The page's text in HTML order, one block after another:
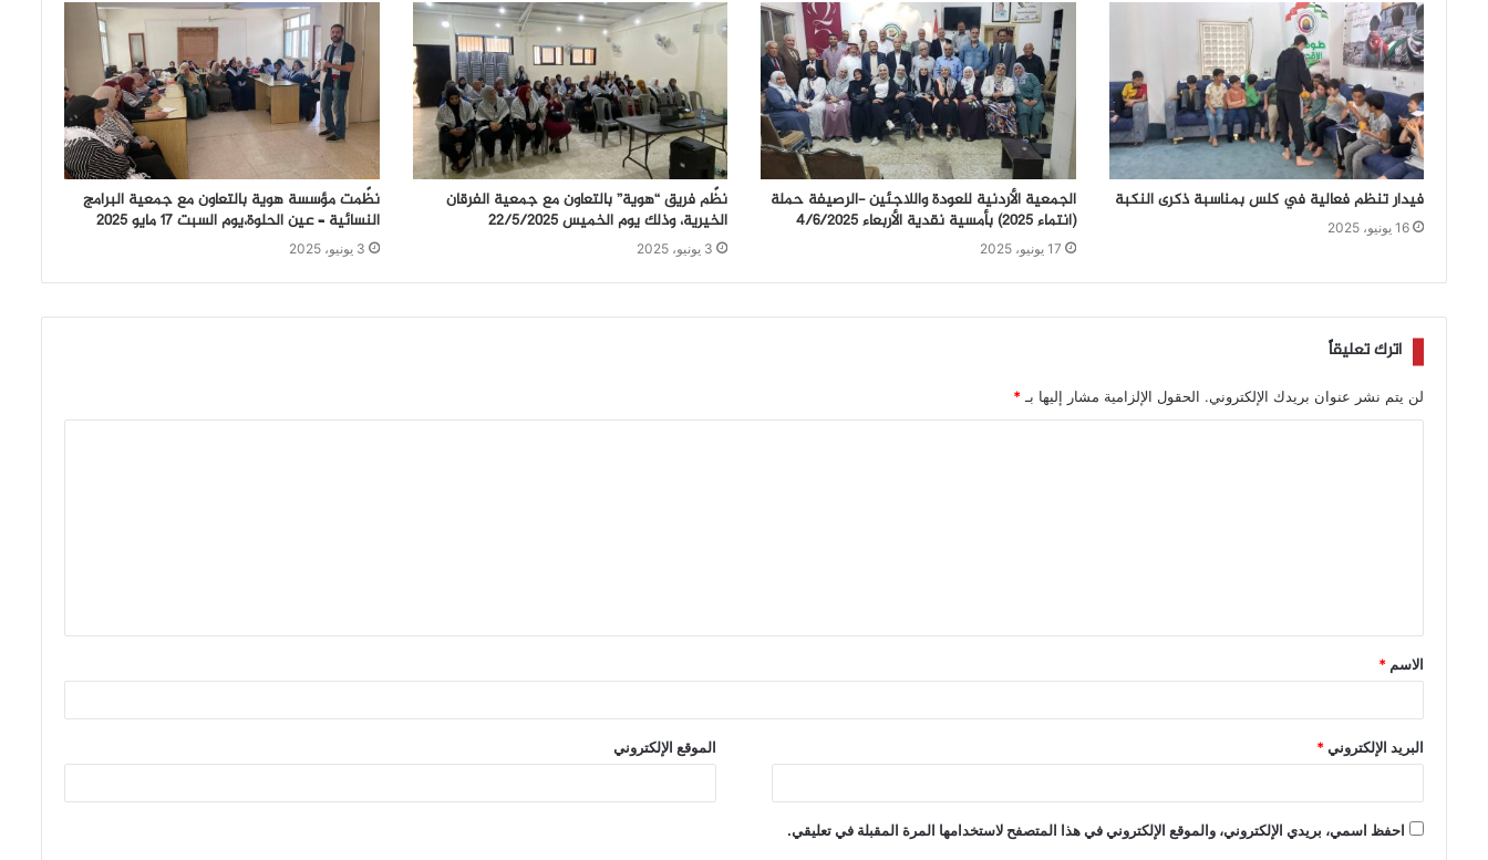
فيدار تنظم فعالية في كلس بمناسبة ذكرى النكبة
16 يونيو، 2025
الجمعية الأردنية للعودة واللاجئين -الرصيفة حملة
(انتماء ٢٠٢٥) بأمسية نقدية الأربعاء ٤/٦/٢٠٢٥
17 يونيو، 2025
نظّم فريق “هوية” بالتعاون مع جمعية الفرقان
الخيرية، وذلك يوم الخميس 22/5/2025
3 يونيو، 2025
نظّمت مؤسسة هوية بالتعاون مع جمعية البرامج
النسائية – عين الحلوة،يوم السبت 17 مايو 2025
3 يونيو، 2025
اترك تعليقاً
لن يتم نشر عنوان بريدك الإلكتروني. الحقول الإلزامية مشار إليها بـ*
الاسم *
البريد الإلكتروني* الموقع الإلكتروني
احفظ اسمي، بريدي الإلكتروني، والموقع الإلكتروني في هذا المتصفح لاستخدامها المرة المقبلة في تعليقي.